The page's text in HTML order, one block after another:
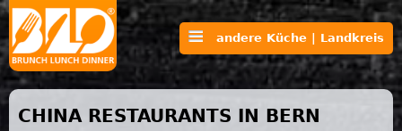
andere Küche | Landkreis
CHINA RESTAURANTS IN BERN